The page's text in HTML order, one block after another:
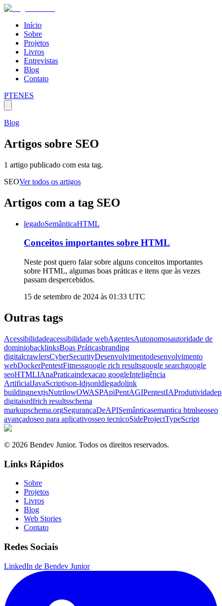
Início
Sobre
Projetos
Livros
Entrevistas
Blog
Contato
PTENES
Blog
Artigos sobre SEO
1 artigo publicado com esta tag.
SEOVer todos os artigos
Artigos com a tag SEO
legadoSemânticaHTML
Conceitos importantes sobre HTML
Neste post quero falar sobre alguns conceitos importantes
sobre HTML, algumas boas práticas e itens que às vezes
passam despercebidos.
15 de setembro de 2024 às 01:33 UTC
Outras tags
Acessibilidadeacessibilidade webAgentesAutonomosautoridade de
dominiobacklinksBoas Práticasbranding
digitalcrawlersCyberSecurityDesenvolvimentodesenvolvimento
webDockerPentestFitnessgoogle rich resultsgoogle searchgoogle
seoHTMLIAnaPraticaindexacao googleInteligência
ArtificialJavaScriptjson-ldjsonldlegadolink
buildingnextjsNutrilowOWASPApiPentAGIPentestIAProdutividade
digitaisrdfrich resultsschema
markupschema.orgSegurancaDeAPISemânticasemantica htmlseoseo
avançadoseo para aplicativosseo tecnicoSideProjectTypeScript
© 2026 Bendev Junior. Todos os direitos reservados.
Links Rápidos
Sobre
Projetos
Livros
Blog
Web Stories
Contato
Redes Sociais
LinkedIn de Bendev Junior